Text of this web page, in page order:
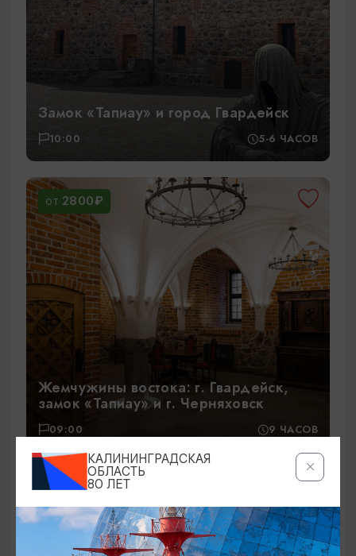
Замок «Тапиау» и город Гвардейск
10:00 5-6 ЧАСОВ
ОТ 2800₽
Жемчужины востока: г. Гвардейск,
замок «Тапиау» и г. Черняховск
09:00 9 ЧАСОВ
ОТ1600₽
КАЛИНИНГРАДСКАЯ
ОБЛАСТЬ
80 ЛЕТ